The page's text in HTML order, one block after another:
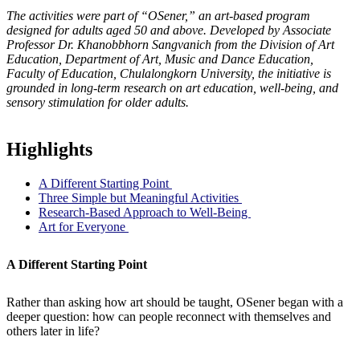
The activities were part of “OSener,” an art-based program
designed for adults aged 50 and above. Developed by Associate
Professor Dr. Khanobbhorn Sangvanich from the Division of Art
Education, Department of Art, Music and Dance Education,
Faculty of Education, Chulalongkorn University, the initiative is
grounded in long-term research on art education, well-being, and
sensory stimulation for older adults.
Highlights
A Different Starting Point
Three Simple but Meaningful Activities
Research-Based Approach to Well-Being
Art for Everyone
A Different Starting Point
Rather than asking how art should be taught, OSener began with a
deeper question: how can people reconnect with themselves and
others later in life?